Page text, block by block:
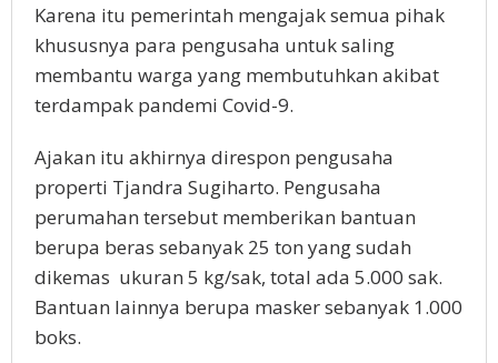
Karena itu pemerintah mengajak semua pihak
khususnya para pengusaha untuk saling
membantu warga yang membutuhkan akibat
terdampak pandemi Covid-9.
Ajakan itu akhirnya direspon pengusaha
properti Tjandra Sugiharto. Pengusaha
perumahan tersebut memberikan bantuan
berupa beras sebanyak 25 ton yang sudah
dikemas ukuran 5 kg/sak, total ada 5.000 sak.
Bantuan lainnya berupa masker sebanyak 1.000
boks.